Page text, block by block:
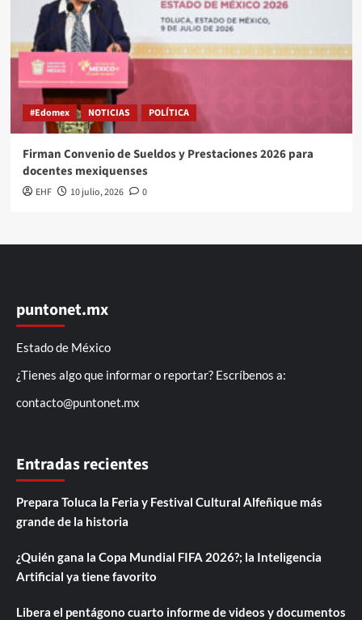
#Edomex NOTICIAS POLÍTICA
Firman Convenio de Sueldos y Prestaciones 2026 para
docentes mexiquenses
EHF 10 julio, 2026 0
puntonet.mx
Estado de México
¿Tienes algo que informar o reportar? Escríbenos a:
contacto@puntonet.mx
Entradas recientes
Prepara Toluca la Feria y Festival Cultural Alfeñique más
grande de la historia
¿Quién gana la Copa Mundial FIFA 2026?; la Inteligencia
Artificial ya tiene favorito
Libera el pentágono cuarto informe de videos y documentos